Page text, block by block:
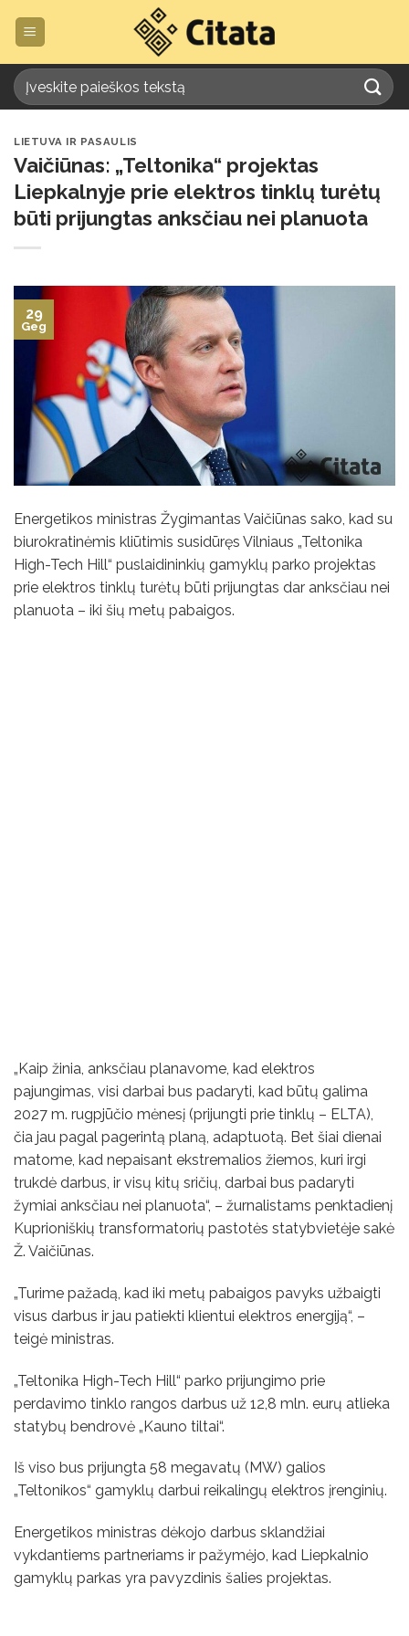
LIETUVA IR PASAULIS
Vaičiūnas: „Teltonika“ projektas
Liepkalnyje prie elektros tinklų turėtų
būti prijungtas anksčiau nei planuota
29
Geg
Energetikos ministras Žygimantas Vaičiūnas sako, kad su
biurokratinėmis kliūtimis susidūręs Vilniaus „Teltonika
High-Tech Hill“ puslaidininkių gamyklų parko projektas
prie elektros tinklų turėtų būti prijungtas dar anksčiau nei
planuota – iki šių metų pabaigos.
„Kaip žinia, anksčiau planavome, kad elektros
pajungimas, visi darbai bus padaryti, kad būtų galima
2027 m. rugpjūčio mėnesį (prijungti prie tinklų – ELTA),
čia jau pagal pagerintą planą, adaptuotą. Bet šiai dienai
matome, kad nepaisant ekstremalios žiemos, kuri irgi
trukdė darbus, ir visų kitų sričių, darbai bus padaryti
žymiai anksčiau nei planuota“, – žurnalistams penktadienį
Kuprioniškių transformatorių pastotės statybvietėje sakė
Ž. Vaičiūnas.
„Turime pažadą, kad iki metų pabaigos pavyks užbaigti
visus darbus ir jau patiekti klientui elektros energiją“, –
teigė ministras.
„Teltonika High-Tech Hill“ parko prijungimo prie
perdavimo tinklo rangos darbus už 12,8 mln. eurų atlieka
statybų bendrovė „Kauno tiltai“.
Iš viso bus prijungta 58 megavatų (MW) galios
„Teltonikos“ gamyklų darbui reikalingų elektros įrenginių.
Energetikos ministras dėkojo darbus sklandžiai
vykdantiems partneriams ir pažymėjo, kad Liepkalnio
gamyklų parkas yra pavyzdinis šalies projektas.